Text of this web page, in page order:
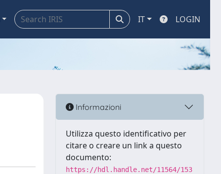
IT LOGIN
Informazioni
Utilizza questo identificativo per
citare o creare un link a questo
documento:
https://hdl.handle.net/11564/153